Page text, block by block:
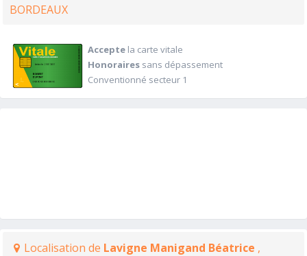
BORDEAUX
Acceptela carte vitale
Honorairessans dépassement
Conventionné secteur 1
Localisation de Lavigne Manigand Béatrice ,